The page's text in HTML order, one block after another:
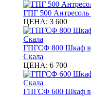
ГПГ 500 Антресоль
ЦЕНА: 3 600
ГПГСФ 800 Шкаф
Скала
ЦЕНА: 6 700
ГПГСФ 600 Шкаф